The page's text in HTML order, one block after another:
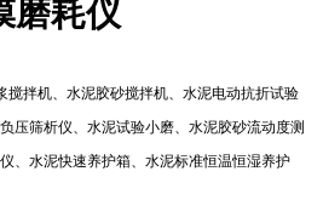
磨耗仪
搅拌机、水泥胶砂搅拌机、水泥电动抗折试验
压筛析仪、水泥试验小磨、水泥胶砂流动度测
、水泥快速养护箱、水泥标准恒温恒湿养护